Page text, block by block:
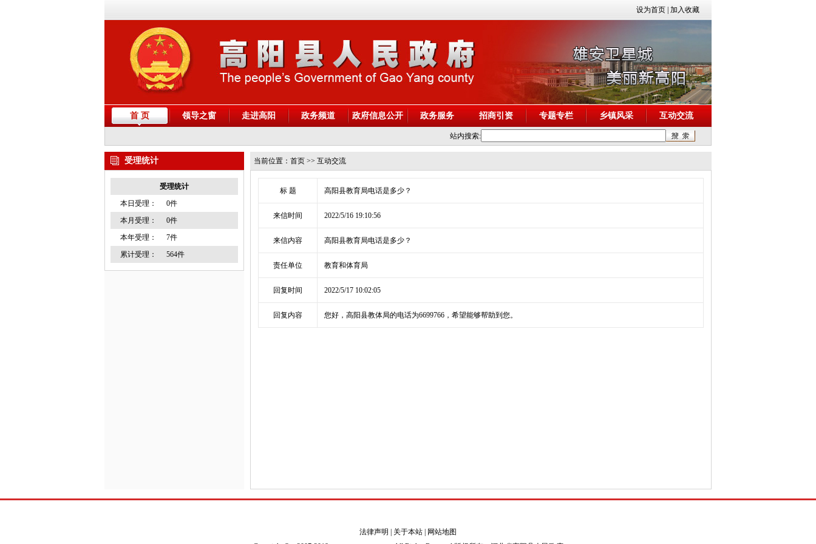
设为首页 加入收藏
首 页 领导之窗 走进高阳 政务频道 政府信息公开 政务服务 招商引资 专题专栏 乡镇风采 互动交流
站内搜索:
受理统计
受理统计
本日受理：
0件
本月受理：
0件
本年受理：
7件
累计受理：
564件
当前位置： 首页 >> 互动交流
标 题 高阳县教育局电话是多少？
来信时间 2022/5/16 19:10:56
来信内容 高阳县教育局电话是多少？
责任单位 教育和体育局
回复时间 2022/5/17 10:02:05
回复内容 您好，高阳县教体局的电话为6699766，希望能够帮助到您。
法律声明 关于本站
网站地图